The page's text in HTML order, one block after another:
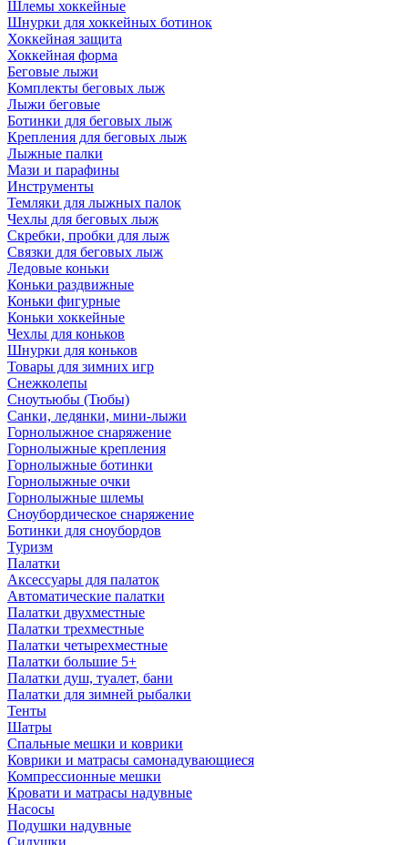
Шлемы хоккейные
Шнурки для хоккейных ботинок
Хоккейная защита
Хоккейная форма
Беговые лыжи
Комплекты беговых лыж
Лыжи беговые
Ботинки для беговых лыж
Крепления для беговых лыж
Лыжные палки
Мази и парафины
Инструменты
Темляки для лыжных палок
Чехлы для беговых лыж
Скребки, пробки для лыж
Связки для беговых лыж
Ледовые коньки
Коньки раздвижные
Коньки фигурные
Коньки хоккейные
Чехлы для коньков
Шнурки для коньков
Товары для зимних игр
Снежколепы
Сноутьюбы (Тюбы)
Санки, ледянки, мини-лыжи
Горнолыжное снаряжение
Горнолыжные крепления
Горнолыжные ботинки
Горнолыжные очки
Горнолыжные шлемы
Сноубордическое снаряжение
Ботинки для сноубордов
Туризм
Палатки
Аксессуары для палаток
Автоматические палатки
Палатки двухместные
Палатки трехместные
Палатки четырехместные
Палатки большие 5+
Палатки душ, туалет, бани
Палатки для зимней рыбалки
Тенты
Шатры
Спальные мешки и коврики
Коврики и матрасы самонадувающиеся
Компрессионные мешки
Кровати и матрасы надувные
Насосы
Подушки надувные
Сидушки